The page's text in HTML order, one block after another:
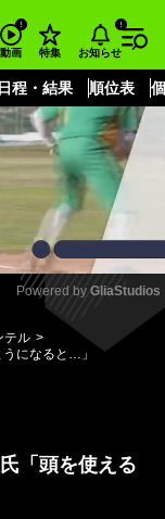
動画 特集 お知らせ
日程・結果 順位表
もっと見る
Mute
Powered by GliaStudios
テル
になると…」
「頭を使える